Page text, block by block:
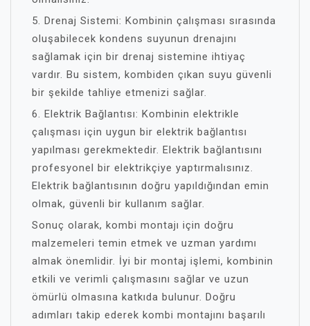
5. Drenaj Sistemi: Kombinin çalışması sırasında
oluşabilecek kondens suyunun drenajını
sağlamak için bir drenaj sistemine ihtiyaç
vardır. Bu sistem, kombiden çıkan suyu güvenli
bir şekilde tahliye etmenizi sağlar.
6. Elektrik Bağlantısı: Kombinin elektrikle
çalışması için uygun bir elektrik bağlantısı
yapılması gerekmektedir. Elektrik bağlantısını
profesyonel bir elektrikçiye yaptırmalısınız.
Elektrik bağlantısının doğru yapıldığından emin
olmak, güvenli bir kullanım sağlar.
Sonuç olarak, kombi montajı için doğru
malzemeleri temin etmek ve uzman yardımı
almak önemlidir. İyi bir montaj işlemi, kombinin
etkili ve verimli çalışmasını sağlar ve uzun
ömürlü olmasına katkıda bulunur. Doğru
adımları takip ederek kombi montajını başarılı